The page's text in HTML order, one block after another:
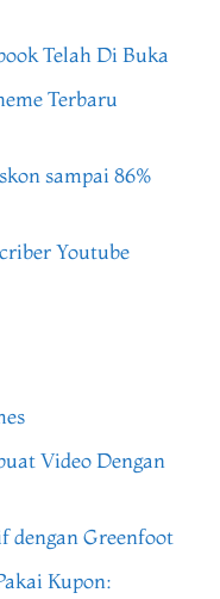
Telah Di Buka
Terbaru
sampai 86%
Youtube
Video Dengan
dengan Greenfoot
Kupon: